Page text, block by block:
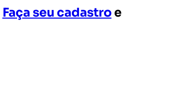
Faça seu cadastroe